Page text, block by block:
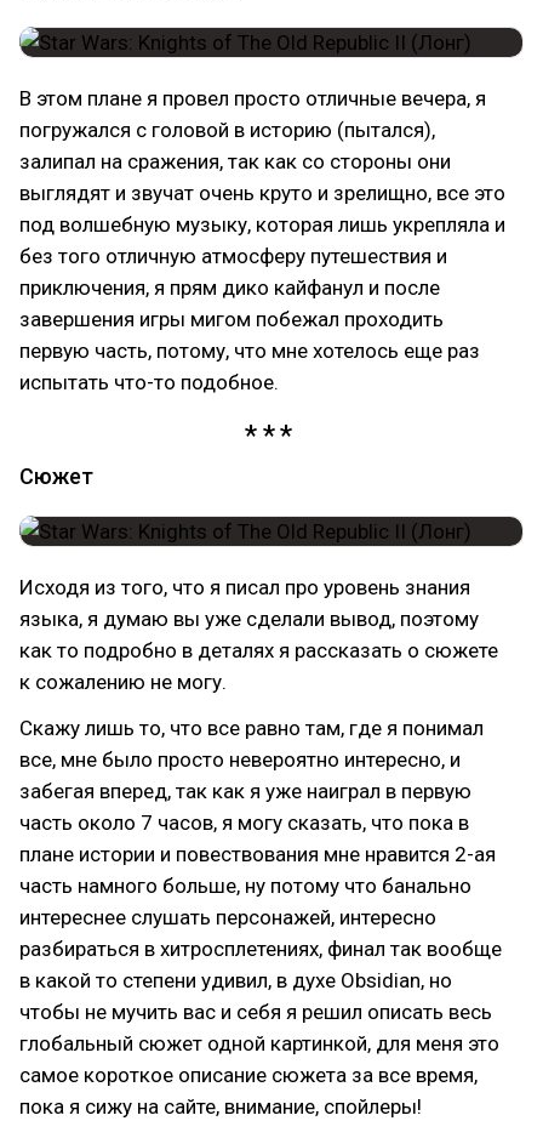
В этом плане я провел просто отличные вечера, я
погружался с головой в историю (пытался),
залипал на сражения, так как со стороны они
выглядят и звучат очень круто и зрелищно, все это
под волшебную музыку, которая лишь укрепляла и
без того отличную атмосферу путешествия и
приключения, я прям дико кайфанул и после
завершения игры мигом побежал проходить
первую часть, потому, что мне хотелось еще раз
испытать что-то подобное.
Сюжет
Исходя из того, что я писал про уровень знания
языка, я думаю вы уже сделали вывод, поэтому
как то подробно в деталях я рассказать о сюжете
к сожалению не могу.
Скажу лишь то, что все равно там, где я понимал
все, мне было просто невероятно интересно, и
забегая вперед, так как я уже наиграл в первую
часть около 7 часов, я могу сказать, что пока в
плане истории и повествования мне нравится 2-ая
часть намного больше, ну потому что банально
интереснее слушать персонажей, интересно
разбираться в хитросплетениях, финал так вообще
в какой то степени удивил, в духе Obsidian, но
чтобы не мучить вас и себя я решил описать весь
глобальный сюжет одной картинкой, для меня это
самое короткое описание сюжета за все время,
пока я сижу на сайте, внимание, спойлеры!